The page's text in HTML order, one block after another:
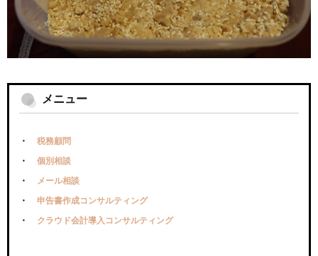
メニュー
税務顧問
個別相談
メール相談
申告書作成コンサルティング
クラウド会計導入コンサルティング